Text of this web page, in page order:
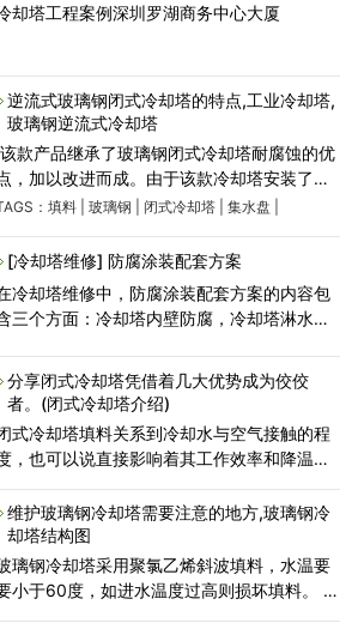
却塔工程案例深圳罗湖商务中心大厦
逆流式玻璃钢闭式冷却塔的特点,工业冷却塔,
玻璃钢逆流式冷却塔
，加以改进而成。由于该款冷却塔安装了多
风机，因此噪声得到一定程度的抑制，从而
为长方
： 填料| 玻璃钢 闭式冷却塔| 集水盘
[冷却塔维修] 防腐涂装配套方案
冷却塔维修中，防腐涂装配套方案的内容包
三个方面：冷却塔内壁防腐，冷却塔淋水立
冷却塔内壁防腐方案 1.1 基面处理 a.冷却塔外
壁渗水通常情况
分享闭式冷却塔凭借着几大优势成为佼佼
者。(闭式冷却塔介绍)
式冷却塔填料关系到冷却水与空气接触的程
，也可以说直接影响着其工作效率和降温效
料堵塞，然后结成水垢。导致冷却塔填料堵
塞后的原因有以
维护玻璃钢冷却塔需要注意的地方,玻璃钢冷
却塔结构图
璃钢冷却塔采用聚氯乙烯斜波填料，水温要
小于60度，如进水温度过高则损坏填料。 对